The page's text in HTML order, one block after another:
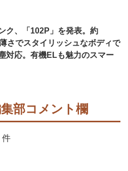
ク、「102P」を発表。約
さでスタイリッシュなボディで
対応。有機ELも魅力のスマー
部コメント欄
件